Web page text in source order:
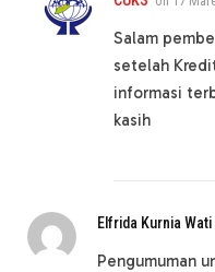
Salam
setelah
informasi
kasih
Elfrida Kurnia
Pengumuman